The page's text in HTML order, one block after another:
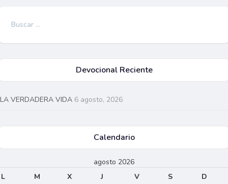
Devocional Reciente
LA VERDADERA VIDA 6 agosto, 2026
Calendario
agosto 2026
L
M X J V S
D